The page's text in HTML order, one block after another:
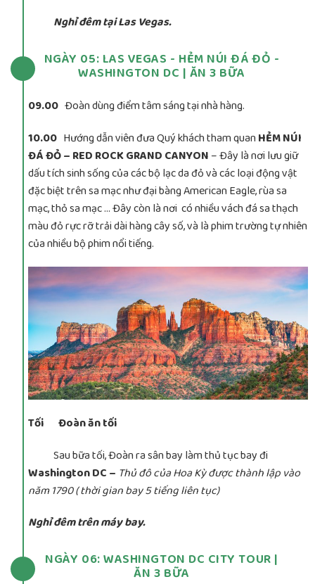
Nghỉ đêm tại Las Vegas.
NGÀY 05: LAS VEGAS - HẺM NÚI ĐÁ ĐỎ -
WASHINGTON DC | ĂN 3 BỮA
09.00 Đoàn dùng điểm tâm sáng tại nhà hàng.
10.00 Hướng dẫn viên đưa Quý khách tham quanHẺM NÚI
ĐÁ ĐỎ – RED ROCK GRAND CANYON – Đây là nơi lưu giữ
dấu tích sinh sống của các bộ lạc da đỏ và các loại động vật
đặc biệt trên sa mạc như đại bàng American Eagle, rùa sa
mạc, thỏ sa mạc … Đây còn là nơi có nhiều vách đá sa thạch
màu đỏ rực rỡ trải dài hàng cây số, và là phim trường tự nhiên
của nhiều bộ phim nổi tiếng.
Tối Đoàn ăn tối
Sau bữa tối, Đoàn ra sân bay làm thủ tục bay đi
Washington DC – Thủ đô của Hoa Kỳ được thành lập vào
năm 1790 ( thời gian bay 5 tiếng liên tục)
Nghỉ đêm trên máy bay.
NGÀY 06: WASHINGTON DC CITY TOUR |
ĂN 3 BỮA